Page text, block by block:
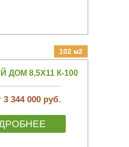
102 м2
ДОМ 8,5Х11 К-100
3 344 000 руб.